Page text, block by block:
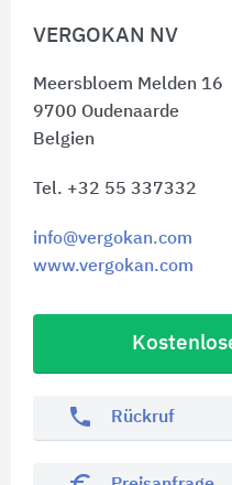
VERGOKAN NV
Meersbloem Melden 16
9700 Oudenaarde
Belgien
Tel. +32 55 337332
info@vergokan.com
www.vergokan.com
phone Rückruf